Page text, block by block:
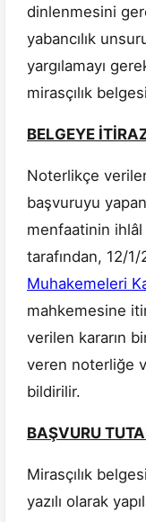
dinlenmesini
yabancılık
yargılamayı
mirasçılık
BELGEYE
Noterlikçe
başvuruyu
menfaatinin
tarafından, 12/
Muhakemeleri
mahkemesine
verilen kararın
veren noterliğe
bildirilir.
BAŞVURU
Mirasçılık
yazılı olarak